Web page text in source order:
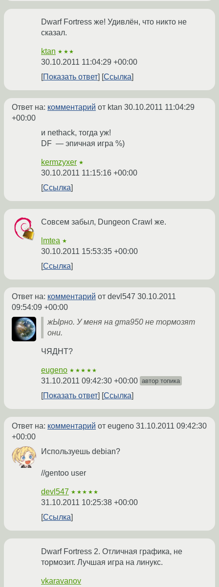
Dwarf Fortress же! Удивлён, что никто не
сказал.
ktan ★★★
30.10.2011 11:04:29 +00:00
Показать ответ
Ссылка
Ответ на: комментарий от ktan 30.10.2011 11:04:29
+00:00
и nethack, тогда уж!
DF — эпичная игра %)
kermzyxer ★
30.10.2011 11:15:16 +00:00
Ссылка
Совсем забыл, Dungeon Crawl же.
lmtea ★
30.10.2011 15:53:35 +00:00
Ссылка
Ответ на: комментарий от devl547 30.10.2011
09:54:09 +00:00
жЫрно. У меня на gma950 не тормозят
они.
ЧЯДНТ?
eugeno ★★★★★
31.10.2011 09:42:30 +00:00 автор топика
Показать ответ Ссылка
Ответ на: комментарий от eugeno 31.10.2011 09:42:30
+00:00
Используешь debian?
//gentoo user
devl547 ★★★★★
31.10.2011 10:25:38 +00:00
Ссылка
Dwarf Fortress 2. Отличная графика, не
тормозит. Лучшая игра на линукс.
vkaravanov